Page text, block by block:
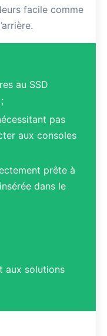
facile comme
au SSD
pas
aux consoles
prête à
dans le
aux solutions